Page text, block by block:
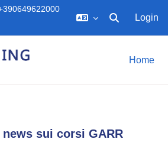
Attiva/
Login
Home
sui corsi GARR